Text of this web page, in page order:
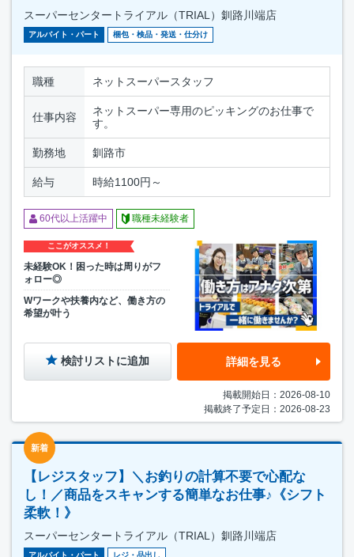
スーパーセンタートライアル（TRIAL）釧路川端店
アルバイト・パート 梱包・検品・発送・仕分け
職種 ネットスーパースタッフ
仕事内容
ネットスーパー専用のピッキングのお仕事で
す。
勤務地 釧路市
給与 時給1100円～
60代以上活躍中 職種未経験者
ここがオススメ！
未経験OK！困った時は周りがフ
ォロー◎
Wワークや扶養内など、働き方の
希望が叶う
検討リストに追加 詳細を見る
掲載開始日：2026-08-10
掲載終了予定日：2026-08-23
新着
【レジスタッフ】＼お釣りの計算不要で心配な
し！／商品をスキャンする簡単なお仕事♪《シフト
柔軟！》
スーパーセンタートライアル（TRIAL）釧路川端店
アルバイト・パート レジ・品出し